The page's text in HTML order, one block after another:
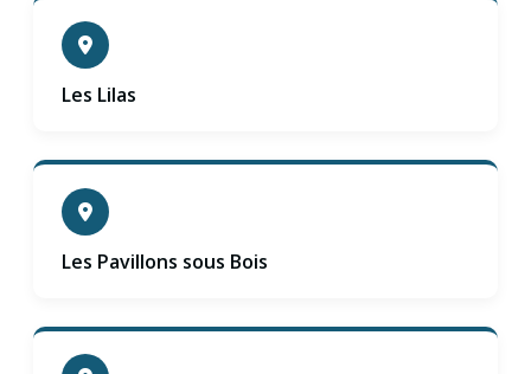
Les Lilas
Les Pavillons sous Bois